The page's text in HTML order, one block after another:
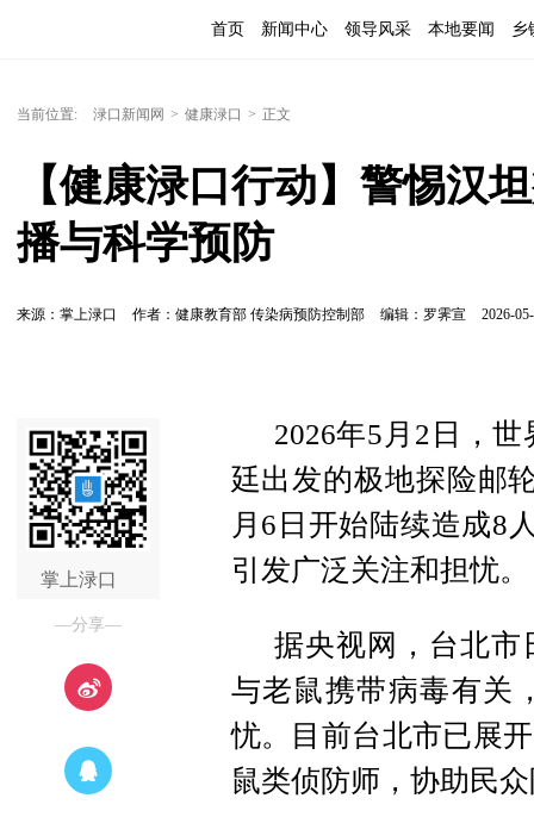
首页 新闻中心 领导风采 本地要闻 乡
当前位置: 渌口新闻网 > 健康渌口 > 正文
【健康渌口行动】警惕汉
播与科学预防
来源：掌上渌口 作者：健康教育部 传染病预防控制部 编辑：罗霁宣 2026-
掌上渌口
—分享—
2026年5月2日，
廷出发的极地探险邮
月6日开始陆续造成8
引发广泛关注和担忧。
据央视网，台北市
与老鼠携带病毒有关
忧。目前台北市已展
鼠类侦防师，协助民